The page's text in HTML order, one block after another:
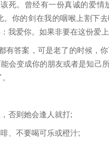
。曾经有一份真诚的爱情
。你的剑在我的咽喉上割下
我爱你。如果非要在这份爱
答案，可是老了的时候，你
会变成你的朋友或者是知己
否则她会逢人就打;
、不要喝可乐或橙汁;